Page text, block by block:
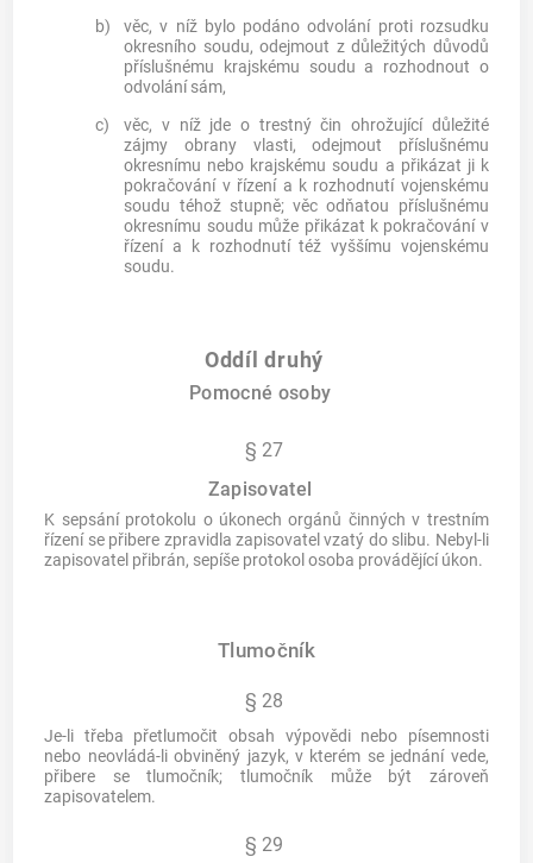
b)
věc, v níž bylo podáno odvolání proti rozsudku
okresního soudu, odejmout z důležitých důvodů
příslušnému krajskému soudu a rozhodnout o
odvolání sám,
c)
věc, v níž jde o trestný čin ohrožující důležité
zájmy obrany vlasti, odejmout příslušnému
okresnímu nebo krajskému soudu a přikázat ji k
pokračování v řízení a k rozhodnutí vojenskému
soudu téhož stupně; věc odňatou příslušnému
okresnímu soudu může přikázat k pokračování v
řízení a k rozhodnutí též vyššímu vojenskému
soudu.
Oddíl druhý
Pomocné osoby
§ 27
Zapisovatel
K sepsání protokolu o úkonech orgánů činných v trestním
řízení se přibere zpravidla zapisovatel vzatý do slibu. Nebyl-li
zapisovatel přibrán, sepíše protokol osoba provádějící úkon.
Tlumočník
§ 28
Je-li třeba přetlumočit obsah výpovědi nebo písemnosti
nebo neovládá-li obviněný jazyk, v kterém se jednání vede,
přibere se tlumočník; tlumočník může být zároveň
zapisovatelem.
§ 29